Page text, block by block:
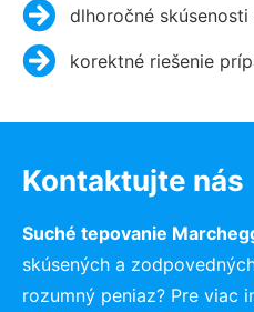
dlhoročné
korektné riešenie
Kontaktujte nás
Suché tepovanie
skúsených a
rozumný peniaz? Pre viac